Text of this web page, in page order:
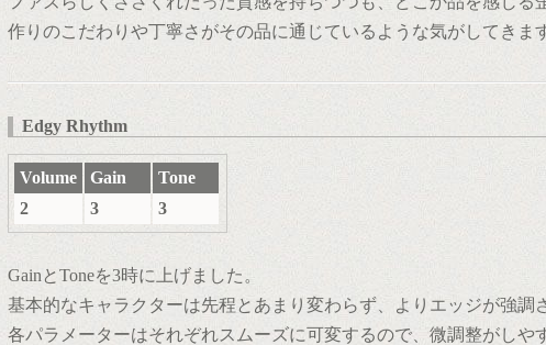
作りのこだわりや丁寧さがその品に通じているような気がしてきま
Edgy Rhythm
Volume
2
Gain
3
Tone
3
GainとToneを3時に上げました。
基本的なキャラクターは先程とあまり変わらず、よりエッジが強調
各パラメーターはそれぞれスムーズに可変するので、微調整がしや